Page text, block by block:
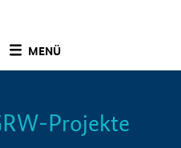
MENÜ
Info
Projekte